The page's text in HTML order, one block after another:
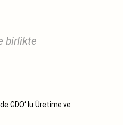
birlikte
GDO‘ lu Üretime ve